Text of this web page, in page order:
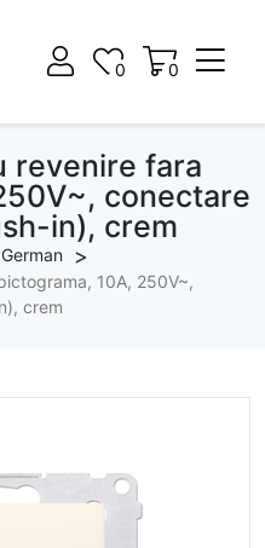
0
0 0
revenire fara
conectare
in), crem
10A, 250V~,
crem